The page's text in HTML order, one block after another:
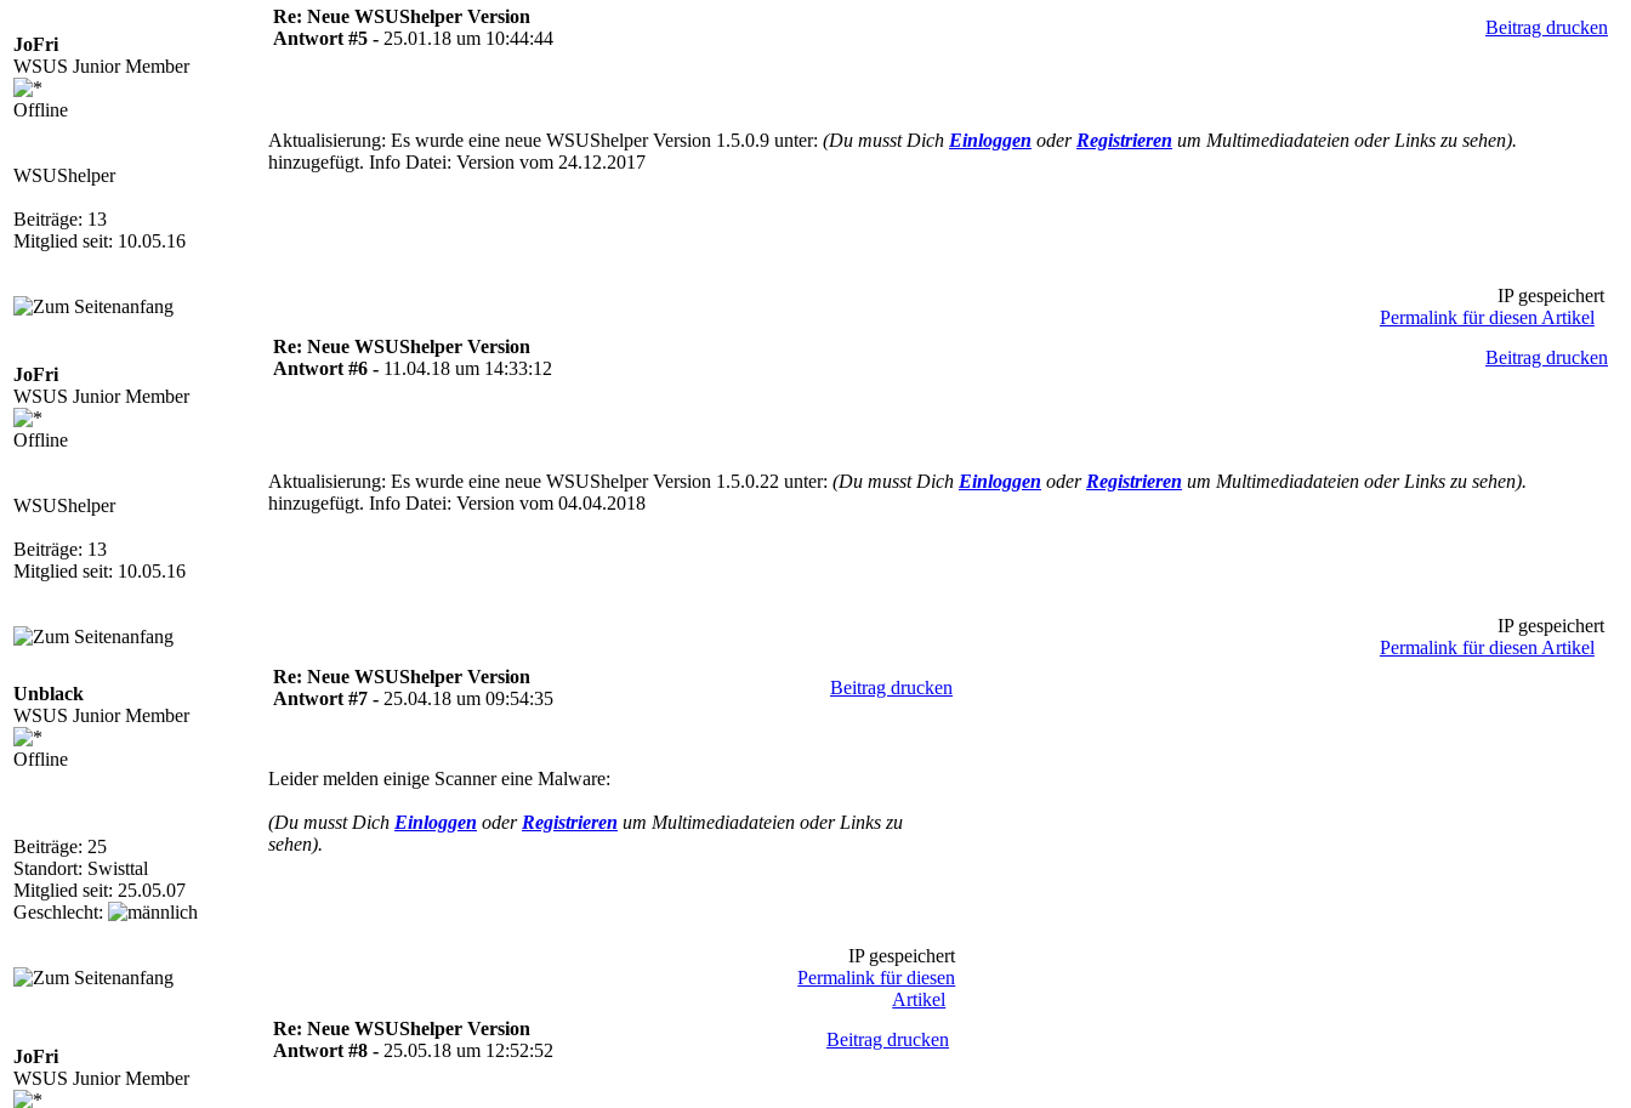
JoFri
WSUS Junior Member
Offline
WSUShelper
Beiträge: 13
Mitglied seit: 10.05.16
Re: Neue WSUShelper Version
Antwort #5 - 25.01.18 um 10:44:44
Beitrag drucken
Aktualisierung: Es wurde eine neue WSUShelper Version 1.5.0.9 unter: (Du musst Dich Einloggen oder Registrieren um Multimediadateien oder Links zu sehen).
hinzugefügt. Info Datei: Version vom 24.12.2017
IP gespeichert
Permalink für diesen Artikel
JoFri
WSUS Junior Member
Offline
WSUShelper
Beiträge: 13
Mitglied seit: 10.05.16
Re: Neue WSUShelper Version
Antwort #6 - 11.04.18 um 14:33:12
Beitrag drucken
Aktualisierung: Es wurde eine neue WSUShelper Version 1.5.0.22 unter: (Du musst Dich Einloggen oder Registrieren um Multimediadateien oder Links zu sehen).
hinzugefügt. Info Datei: Version vom 04.04.2018
IP gespeichert
Permalink für diesen Artikel
Unblack
WSUS Junior Member
Offline
Beiträge: 25
Standort: Swisttal
Mitglied seit: 25.05.07
Geschlecht:
Re: Neue WSUShelper Version
Antwort #7 - 25.04.18 um 09:54:35
Beitrag drucken
Leider melden einige Scanner eine Malware:
(Du musst Dich Einloggen oder Registrieren um Multimediadateien oder Links zu
sehen).
IP gespeichert
Permalink für diesen
Artikel
JoFri
WSUS Junior Member
Re: Neue WSUShelper Version
Antwort #8 - 25.05.18 um 12:52:52
Beitrag drucken